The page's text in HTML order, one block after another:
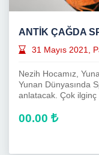
ANTİK ÇAĞDA
31 Mayıs 2021,
Nezih Hocamız,
Yunan Dünyasında
anlatacak. Çok ilginç
00.00